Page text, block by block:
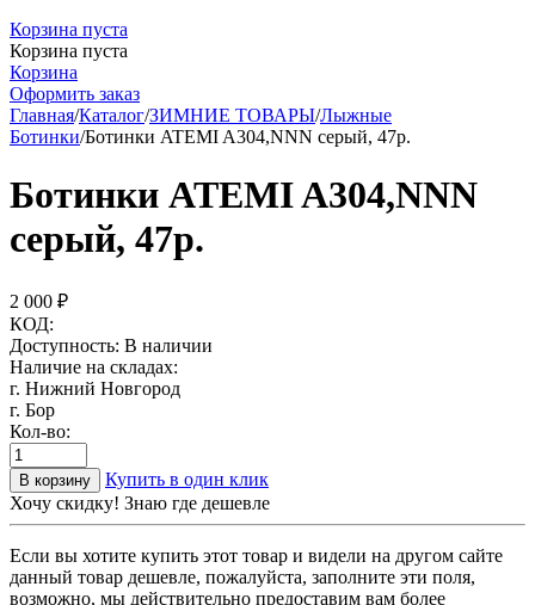
Корзина пуста
Корзина пуста
Корзина
Оформить заказ
Главная/Каталог/ЗИМНИЕ ТОВАРЫ/Лыжные
Ботинки/Ботинки ATEMI A304,NNN серый, 47р.
Ботинки ATEMI A304,NNN
серый, 47р.
2 000 ₽
КОД:
Доступность: В наличии
Наличие на складах:
г. Нижний Новгород
г. Бор
Кол-во:
В корзину
Купить в один клик
Хочу скидку! Знаю где дешевле
Если вы хотите купить этот товар и видели на другом сайте
данный товар дешевле, пожалуйста, заполните эти поля,
возможно, мы действительно предоставим вам более